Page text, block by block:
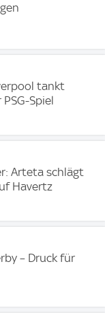
tankt
Spiel
Arteta schlägt
Havertz
– Druck für